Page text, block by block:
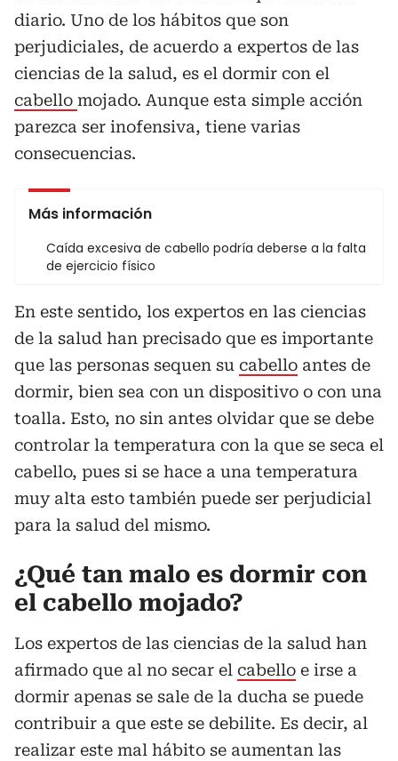
diario. Uno de los hábitos que son
perjudiciales, de acuerdo a expertos de las
ciencias de la salud, es el dormir con el
cabello mojado. Aunque esta simple acción
parezca ser inofensiva, tiene varias
consecuencias.
Más información
Caída excesiva de cabello podría deberse a la falta
de ejercicio físico
En este sentido, los expertos en las ciencias
de la salud han precisado que es importante
que las personas sequen su cabello antes de
dormir, bien sea con un dispositivo o con una
toalla. Esto, no sin antes olvidar que se debe
controlar la temperatura con la que se seca el
cabello, pues si se hace a una temperatura
muy alta esto también puede ser perjudicial
para la salud del mismo.
¿Qué tan malo es dormir con
el cabello mojado?
Los expertos de las ciencias de la salud han
afirmado que al no secar el cabello e irse a
dormir apenas se sale de la ducha se puede
contribuir a que este se debilite. Es decir, al
realizar este mal hábito se aumentan las